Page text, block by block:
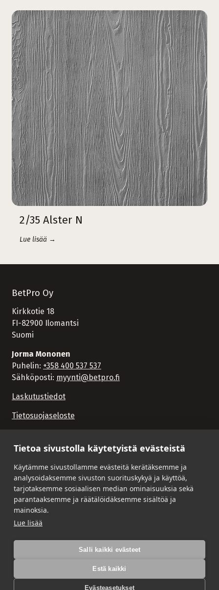
Tietoa sivustolla käytetyistä evästeistä
Käytämme sivustollamme evästeitä kerätäksemme ja
analysoidaksemme sivuston suorituskykyä ja käyttöä,
tarjotaksemme sosiaalisen median ominaisuuksia sekä
parantaaksemme ja räätälöidäksemme sisältöä ja
mainoksia.
Lue lisää
Salli kaikki evästeet
Estä kaikki
Evästeasetukset
2/35 Alster N
Lue lisää →
BetPro Oy
Kirkkotie 18
FI-82900 Ilomantsi
Suomi
Jorma Mononen
Puhelin: +358 400 537 537
Sähköposti: myynti@betpro.fi
Laskutustiedot
Tietosuojaseloste